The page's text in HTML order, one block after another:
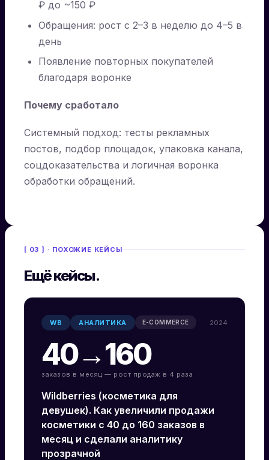
₽ до ~150 ₽
Обращения: рост с 2–3 в неделю до 4–5 в
день
Появление повторных покупателей
благодаря воронке
Почему сработало
Системный подход: тесты рекламных
постов, подбор площадок, упаковка канала,
соцдоказательства и логичная воронка
обработки обращений.
[ 03 ] · ПОХОЖИЕ КЕЙСЫ
Ещё кейсы.
WB АНАЛИТИКА E-COMMERCE 2024
40→160
заказов в месяц — рост продаж в 4 раза
Wildberries (косметика для
девушек). Как увеличили продажи
косметики с 40 до 160 заказов в
месяц и сделали аналитику
прозрачной